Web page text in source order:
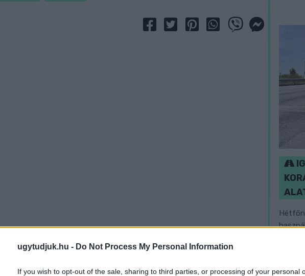
ugytudjuk.hu - Do Not Process My Personal Information
If you wish to opt-out of the sale, sharing to third parties, or processing of your personal